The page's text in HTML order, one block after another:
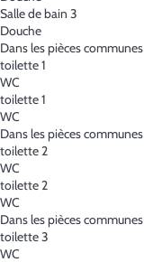
Salle de bain 3
Douche
Dans les pièces communes
toilette 1
WC
toilette 1
WC
Dans les pièces communes
toilette 2
WC
toilette 2
WC
Dans les pièces communes
toilette 3
WC